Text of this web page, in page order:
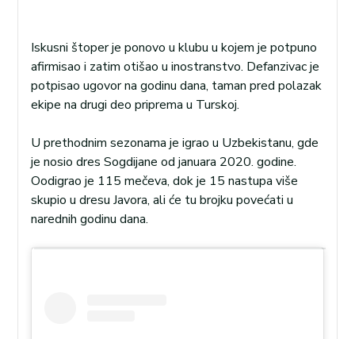
Iskusni štoper je ponovo u klubu u kojem je potpuno
afirmisao i zatim otišao u inostranstvo. Defanzivac je
potpisao ugovor na godinu dana, taman pred polazak
ekipe na drugi deo priprema u Turskoj.
U prethodnim sezonama je igrao u Uzbekistanu, gde
je nosio dres Sogdijane od januara 2020. godine.
Oodigrao je 115 mečeva, dok je 15 nastupa više
skupio u dresu Javora, ali će tu brojku povećati u
narednih godinu dana.